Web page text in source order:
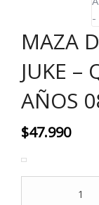
MAZA
JUKE –
AÑOS
$47.990